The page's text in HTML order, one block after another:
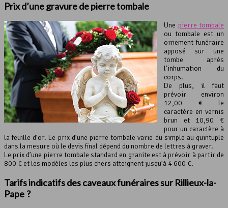
Prix d’une gravure depierre tombale
Une pierre tombale
ou tombale est un
ornement funéraire
apposé sur une
tombe après
l’inhumation du
corps.
De plus, il faut
prévoir environ
12,00 € le
caractère en vernis
brun et 10,90 €
pour un caractère à
la feuille d’or. Le prix d’une pierre tombale varie du simple au quintuple
dans la mesure où le devis final dépend du nombre de lettres à graver.
Le prix d’une pierre tombale standard en granite est à prévoir à partir de
800 € et les modèles les plus chers atteignent jusqu’à 4 600 €.
Tarifs indicatifs des caveaux funéraires sur Rillieux-la-
Pape ?